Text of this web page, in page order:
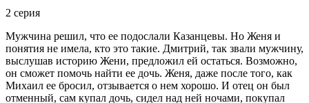
2 серия
Мужчина решил, что ее подослали Казанцевы. Но Женя и
понятия не имела, кто это такие. Дмитрий, так звали мужчину,
выслушав историю Жени, предложил ей остаться. Возможно,
он сможет помочь найти ее дочь. Женя, даже после того, как
Михаил ее бросил, отзывается о нем хорошо. И отец он был
отменный, сам купал дочь, сидел над ней ночами, покупал